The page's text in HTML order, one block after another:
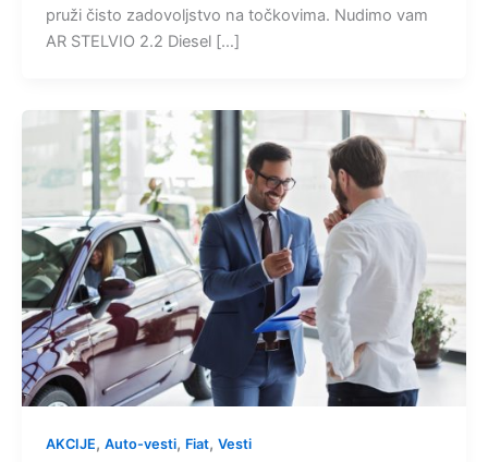
pruži čisto zadovoljstvo na točkovima. Nudimo vam
AR STELVIO 2.2 Diesel […]
AKCIJE, Auto-vesti, Fiat, Vesti